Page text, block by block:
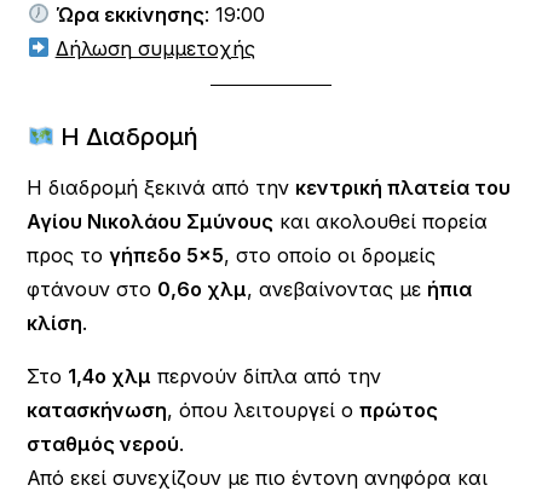
Ώρα εκκίνησης: 19:00
Δήλωση συμμετοχής
Η Διαδρομή
Η διαδρομή ξεκινά από την κεντρική πλατεία του
Αγίου Νικολάου Σμύνους και ακολουθεί πορεία
προς τογήπεδο 5×5, στο οποίο οι δρομείς
φτάνουν στο 0,6ο χλμ, ανεβαίνοντας με ήπια
κλίση.
Στο 1,4ο χλμ περνούν δίπλα από την
κατασκήνωση, όπου λειτουργεί οπρώτος
σταθμός νερού.
Από εκεί συνεχίζουν με πιο έντονη ανηφόρα και